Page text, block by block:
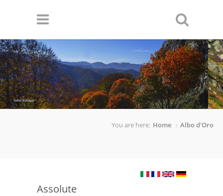
Valter Pallaoro Stanislao Basileo
You are here: Home Albo d'Oro
Assolute